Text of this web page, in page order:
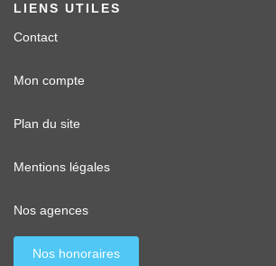
LIENS UTILES
Contact
Mon compte
Plan du site
Mentions légales
Nos agences
Nos honoraires